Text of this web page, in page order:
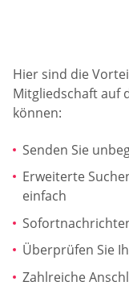
Hier sind die
Mitgliedschaft auf
können:
Senden Sie
Erweiterte
einfach
Überprüfen Sie
Zahlreiche